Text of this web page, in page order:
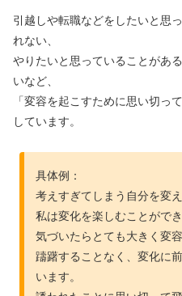
引越しや転職などをしたいと思
れない、
やりたいと思っていることがあ
いなど、
「変容を起こすために思い切っ
しています。
具体例：
考えすぎてしまう自分を変
私は変化を楽しむことができ
気づいたらとても大きく変
躊躇することなく、変化に
います。